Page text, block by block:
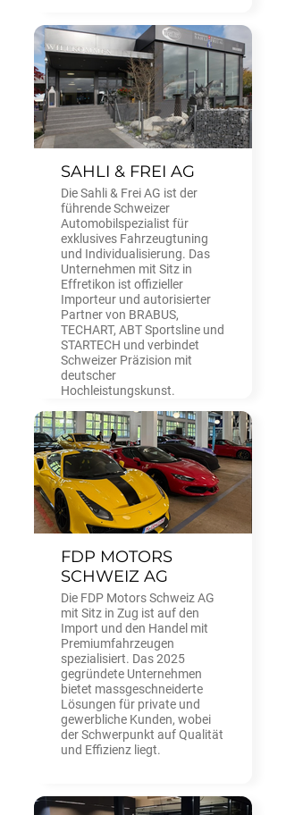
SAHLI & FREI AG
Die Sahli & Frei AG ist der
führende Schweizer
Automobilspezialist für
exklusives Fahrzeugtuning
und Individualisierung. Das
Unternehmen mit Sitz in
Effretikon ist offizieller
Importeur und autorisierter
Partner von BRABUS,
TECHART, ABT Sportsline und
STARTECH und verbindet
Schweizer Präzision mit
deutscher
Hochleistungskunst.
FDP MOTORS
SCHWEIZ AG
Die FDP Motors Schweiz AG
mit Sitz in Zug ist auf den
Import und den Handel mit
Premiumfahrzeugen
spezialisiert. Das 2025
gegründete Unternehmen
bietet massgeschneiderte
Lösungen für private und
gewerbliche Kunden, wobei
der Schwerpunkt auf Qualität
und Effizienz liegt.